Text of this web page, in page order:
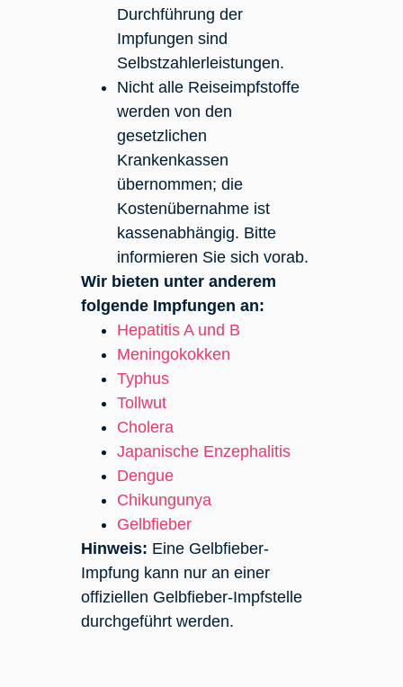
Durchführung der
Impfungen sind
Selbstzahlerleistungen.
Nicht alle Reiseimpfstoffe
werden von den
gesetzlichen
Krankenkassen
übernommen; die
Kostenübernahme ist
kassenabhängig. Bitte
informieren Sie sich vorab.
Wir bieten unter anderem
folgende Impfungen an:
Hepatitis A und B
Meningokokken
Typhus
Tollwut
Cholera
Japanische Enzephalitis
Dengue
Chikungunya
Gelbfieber
Hinweis: Eine Gelbfieber-
Impfung kann nur an einer
offiziellen Gelbfieber-Impfstelle
durchgeführt werden.